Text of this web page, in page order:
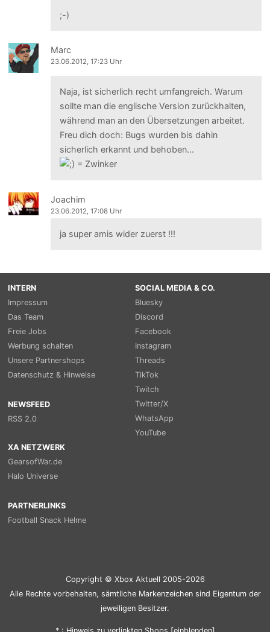
;-)
Marc
23.06.2012, 17:23 Uhr
Naja, ist sicherlich recht umfangreich. Warum
sollte man die englische Version zurückhalten,
während man an den Übersetzungen arbeitet.
Freu dich doch: Bugs wurden bis dahin
sicherlich erkannt und behoben...
Joachim
23.06.2012, 17:08 Uhr
ja super amis wider zuerst !!!
INTERN
Impressum
Das Team
Freie Jobs
Werbung schalten
Unsere Partnershops
Datenschutz & Hinweise
NEWSFEED
RSS 2.0
SOCIAL MEDIA & CO.
Bluesky
Discord
Facebook
Instagram
Threads
TikTok
Twitch
Twitter/X
WhatsApp
YouTube
XA NETZWERK
GearsofWar.de
Halo Universe
PARTNERLINKS
Football Snack Helme
Copyright © Xbox Aktuell 2005-2026
Alle Rechte vorbehalten, sämtliche Markenzeichen sind Eigentum der
jeweiligen Besitzer.